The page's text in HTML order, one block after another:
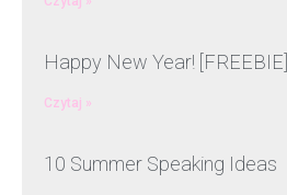
Happy New Year! [FREEBIE]
Czytaj »
10 Summer Speaking Ideas